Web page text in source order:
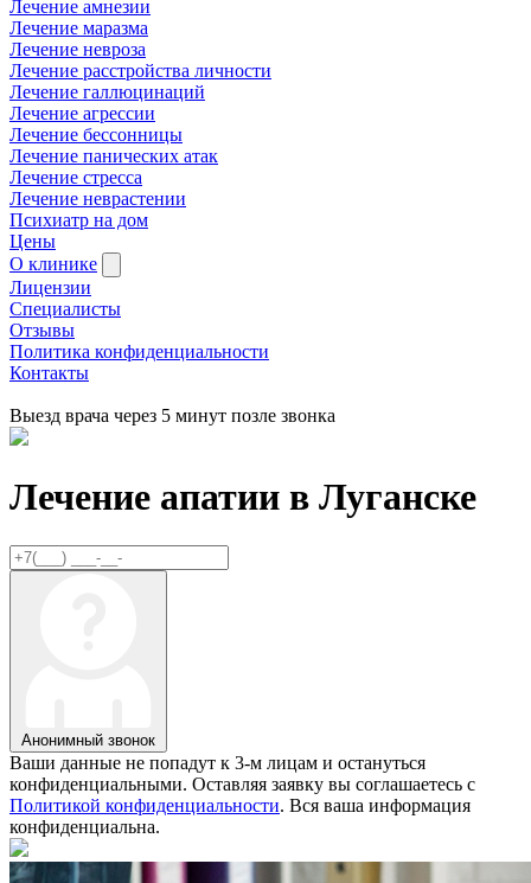
Лечение амнезии
Лечение маразма
Лечение невроза
Лечение расстройства личности
Лечение галлюцинаций
Лечение агрессии
Лечение бессонницы
Лечение панических атак
Лечение стресса
Лечение неврастении
Психиатр на дом
Цены
О клинике
Лицензии
Специалисты
Отзывы
Политика конфиденциальности
Контакты
Выезд врача через 5 минут позле звонка
Лечение апатии в Луганске
Анонимный звонок
Ваши данные не попадут к 3-м лицам и остануться
конфиденциальными. Оставляя заявку вы соглашаетесь с
Политикой конфиденциальности. Вся ваша информация
конфиденциальна.